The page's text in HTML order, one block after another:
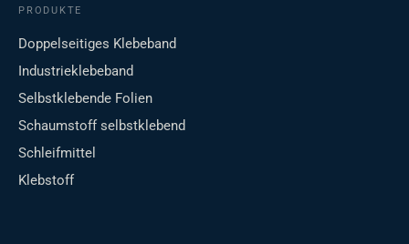
PRODUKTE
Doppelseitiges Klebeband
Industrieklebeband
Selbstklebende Folien
Schaumstoff selbstklebend
Schleifmittel
Klebstoff